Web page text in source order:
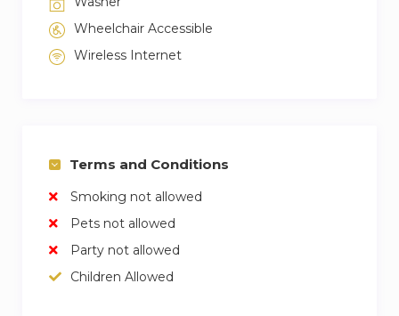
All our apartments have a Noise Alarm device to
It is a surveillance device that measures sound
levels and allows sound monitoring in the
person to the accommodation.
Wheelchair Accessible
Wireless Internet
Terms and Conditions
Smoking not allowed
Pets not allowed
Party not allowed
Children Allowed